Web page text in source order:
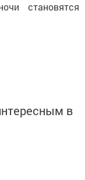
становятся
в